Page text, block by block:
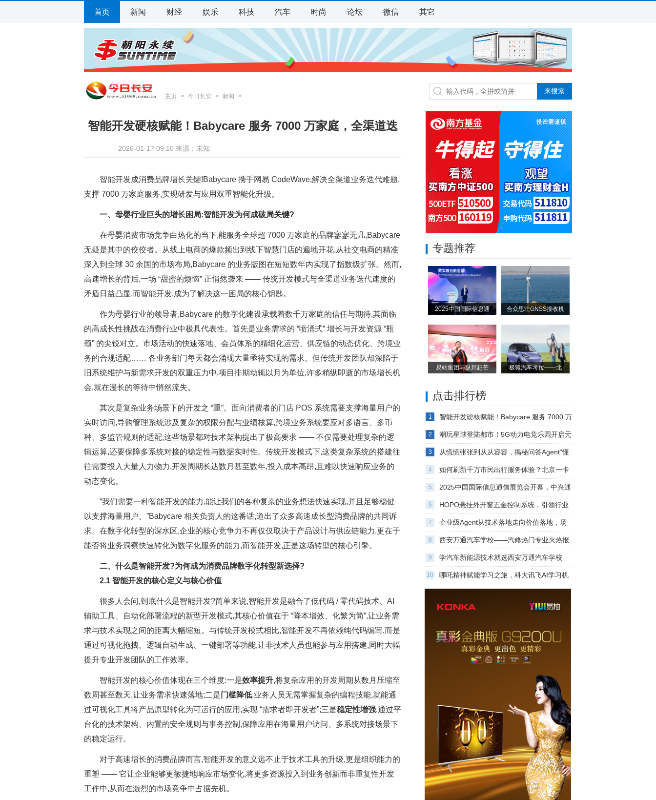
首页 新闻 财经 娱乐 科技 汽车 时尚 论坛 微信 其它
主页 > 今日长安 > 新闻 >
智能开发硬核赋能！Babycare 服务 7000 万家庭，全渠道迭
2026-01-17 09:10 来源：未知
智能开发成消费品牌增长关键!Babycare 携手网易 CodeWave,解决全渠道业务迭代难题,
支撑 7000 万家庭服务,实现研发与应用双重智能化升级。
一、母婴行业巨头的增长困局:智能开发为何成破局关键?
在母婴消费市场竞争白热化的当下,能服务全球超 7000 万家庭的品牌寥寥无几,Babycare
无疑是其中的佼佼者。从线上电商的爆款频出到线下智慧门店的遍地开花,从社交电商的精准
深入到全球 30 余国的市场布局,Babycare 的业务版图在短短数年内实现了指数级扩张。然而,
高速增长的背后,一场 “甜蜜的烦恼” 正悄然袭来 —— 传统开发模式与全渠道业务迭代速度的
矛盾日益凸显,而智能开发,成为了解决这一困局的核心钥匙。
作为母婴行业的领导者,Babycare 的数字化建设承载着数千万家庭的信任与期待,其面临
的高成长性挑战在消费行业中极具代表性。首先是业务需求的 “喷涌式” 增长与开发资源 “瓶
颈” 的尖锐对立。市场活动的快速落地、会员体系的精细化运营、供应链的动态优化、跨境业
务的合规适配…… 各业务部门每天都会涌现大量亟待实现的需求。但传统开发团队却深陷于
旧系统维护与新需求开发的双重压力中,项目排期动辄以月为单位,许多稍纵即逝的市场增长机
会,就在漫长的等待中悄然流失。
其次是复杂业务场景下的开发之 “重”。面向消费者的门店 POS 系统需要支撑海量用户的
实时访问,导购管理系统涉及复杂的权限分配与业绩核算,跨境业务系统要应对多语言、多币
种、多监管规则的适配,这些场景都对技术架构提出了极高要求 —— 不仅需要处理复杂的逻
辑运算,还要保障多系统对接的稳定性与数据实时性。传统开发模式下,这类复杂系统的搭建往
往需要投入大量人力物力,开发周期长达数月甚至数年,投入成本高昂,且难以快速响应业务的
动态变化。
“我们需要一种智能开发的能力,能让我们的各种复杂的业务想法快速实现,并且足够稳健
以支撑海量用户。”Babycare 相关负责人的这番话,道出了众多高速成长型消费品牌的共同诉
求。在数字化转型的深水区,企业的核心竞争力不再仅仅取决于产品设计与供应链能力,更在于
能否将业务洞察快速转化为数字化服务的能力,而智能开发,正是这场转型的核心引擎。
二、什么是智能开发?为何成为消费品牌数字化转型新选择?
2.1 智能开发的核心定义与核心价值
很多人会问,到底什么是智能开发?简单来说,智能开发是融合了低代码 / 零代码技术、AI
辅助工具、自动化部署流程的新型开发模式,其核心价值在于 “降本增效、化繁为简”,让业务需
求与技术实现之间的距离大幅缩短。与传统开发模式相比,智能开发不再依赖纯代码编写,而是
通过可视化拖拽、逻辑自动生成、一键部署等功能,让非技术人员也能参与应用搭建,同时大幅
提升专业开发团队的工作效率。
智能开发的核心价值体现在三个维度:一是效率提升,将复杂应用的开发周期从数月压缩至
数周甚至数天,让业务需求快速落地;二是门槛降低,业务人员无需掌握复杂的编程技能,就能通
过可视化工具将产品原型转化为可运行的应用,实现 “需求者即开发者”;三是稳定性增强,通过平
台化的技术架构、内置的安全规则与事务控制,保障应用在海量用户访问、多系统对接场景下
的稳定运行。
对于高速增长的消费品牌而言,智能开发的意义远不止于技术工具的升级,更是组织能力的
重塑 —— 它让企业能够更敏捷地响应市场变化,将更多资源投入到业务创新而非重复性开发
工作中,从而在激烈的市场竞争中占据先机。
专题推荐
2025中国国际信息通 合众思壮GNSS接收机
易站集团与纵邦赶芒 极狐汽车考拉——北
点击排行榜
1 智能开发硬核赋能！Babycare 服务 7000 万
家庭，
2 潮玩星球登陆都市！5G动力电竞乐园开启元
宇宙派对
3 从慌慌张张到从从容容，揭秘问答Agent“懂
鱼帝”
4 如何刷新千万市民出行服务体验？北京一卡
通给出“
5 2025中国国际信息通信展览会开幕，中兴通
讯王翔分
6 HOPO悬挂外开窗五金控制系统，引领行业
新风尚
7 企业级Agent从技术落地走向价值落地，场
景应用是
8 西安万通汽车学校——汽修热门专业火热报
名中！
9 学汽车新能源技术就选西安万通汽车学校
10 哪吒精神赋能学习之旅，科大讯飞AI学习机